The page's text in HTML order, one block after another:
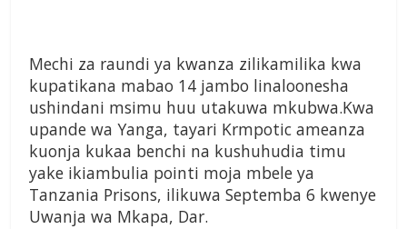
Mechi za raundi ya kwanza zilikamilika kwa
kupatikana mabao 14 jambo linaloonesha
ushindani msimu huu utakuwa mkubwa.Kwa
upande wa Yanga, tayari Krmpotic ameanza
kuonja kukaa benchi na kushuhudia timu
yake ikiambulia pointi moja mbele ya
Tanzania Prisons, ilikuwa Septemba 6 kwenye
Uwanja wa Mkapa, Dar.